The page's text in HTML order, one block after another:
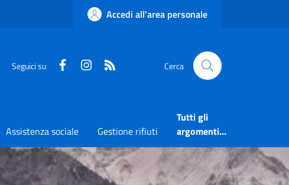
Accedi all'area personale
Seguici su FaceboookInstagram Cerca
Assistenza sociale Gestione rifiuti
Tutti gli
argomenti...